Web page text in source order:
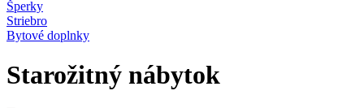
Šperky
Striebro
Bytové doplnky
Starožitný nábytok